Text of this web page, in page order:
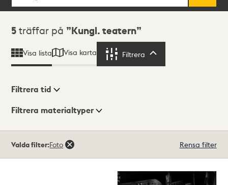
Sökresultat
5 träffar på Kungl. teatern
Visa lista Visa karta Filtrera
Visningsläge
Filtrera tid
Filtrera materialtyper
träffar
Valda filter:Foto Rensa filter